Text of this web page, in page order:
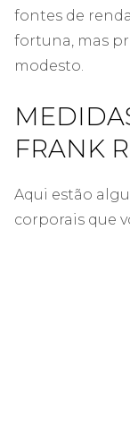
fontes de
fortuna, mas
modesto.
FRANK
Aqui estão
corporais que